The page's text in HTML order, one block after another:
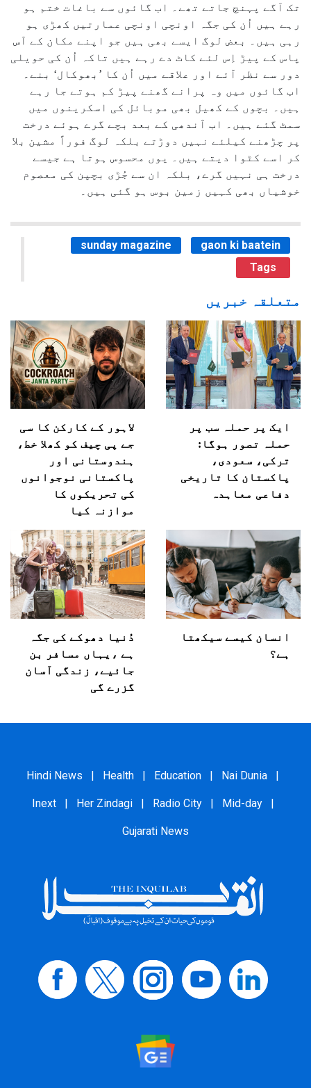
تک آگے پہنچ جاتے تھے۔ اب گائوں سے باغات ختم ہو
رہے ہیں اُن کی جگہ اونچی اونچی عمارتیں کھڑی ہو
رہی ہیں۔ بعض لوگ ایسے بھی ہیں جو اپنے مکان کے آس
پاس کے پیڑ اِس لئے کاٹ دے رہے ہیں تاکہ اُن کی حویلی
دور سے نظر آئے اور علاقے میں اُن کا ’بھوکال‘ بنے۔
اب گائوں میں وہ پرانے گھنے پیڑ کم ہوتے جا رہے
ہیں۔ بچوں کے کھیل بھی موبائل کی اسکرینوں میں
سمٹ گئے ہیں۔ اب آندھی کے بعد بچے گرے ہوئے درخت
پر چڑھنے کیلئے نہیں دوڑتے بلکہ لوگ فوراً مشین بلا
کر اسے کٹوا دیتے ہیں۔ یوں محسوس ہوتا ہے جیسے
درخت ہی نہیں گرے، بلکہ ان سے جُڑی بچپن کی معصوم
خوشیاں بھی کہیں زمین بوس ہو گئی ہیں۔
sunday magazine
gaon ki baatein
Tags
متعلقہ خبریں
ایک پر حملہ سب پر
حملہ تصور ہوگا:
ترکی، سعودی،
پاکستان کا تاریخی
دفاعی معاہدہ
لاہور کے کارکن کا سی
جے پی چیف کو کھلا خط،
ہندوستانی اور
پاکستانی نوجوانوں
کی تحریکوں کا
موازنہ کیا
انسان کیسے سیکھتا
ہے؟
دُنیا دھوکے کی جگہ
ہے ،یہاں مسافر بن
جائیے، زندگی آسان
گزرے گی
Hindi News | Health | Education | Nai Dunia |
Inext | Her Zindagi | Radio City | Mid-day |
Gujarati News